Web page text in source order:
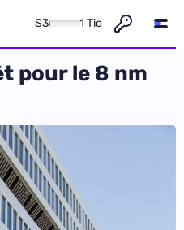
S3 1 Tio
pour le 8 nm